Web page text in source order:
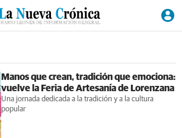
Manos que crean, tradición que emociona:
vuelve la Feria de Artesanía de Lorenzana
Una jornada dedicada a la tradición y a la cultura
popular